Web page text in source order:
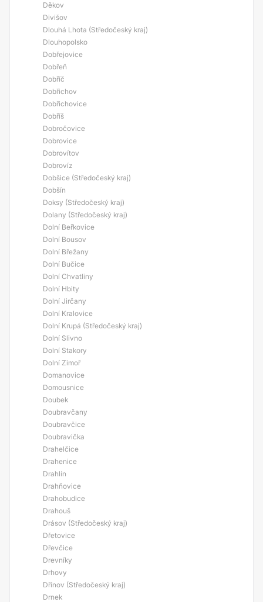
Děkov
Divišov
Dlouhá Lhota (Středočeský kraj)
Dlouhopolsko
Dobřejovice
Dobřeň
Dobříč
Dobřichov
Dobřichovice
Dobříš
Dobročovice
Dobrovice
Dobrovítov
Dobrovíz
Dobšice (Středočeský kraj)
Dobšín
Doksy (Středočeský kraj)
Dolany (Středočeský kraj)
Dolní Beřkovice
Dolní Bousov
Dolní Břežany
Dolní Bučice
Dolní Chvatliny
Dolní Hbity
Dolní Jirčany
Dolní Kralovice
Dolní Krupá (Středočeský kraj)
Dolní Slivno
Dolní Stakory
Dolní Zimoř
Domanovice
Domousnice
Doubek
Doubravčany
Doubravčice
Doubravička
Drahelčice
Drahenice
Drahlín
Drahňovice
Drahobudice
Drahouš
Drásov (Středočeský kraj)
Dřetovice
Dřevčice
Drevníky
Drhovy
Dřínov (Středočeský kraj)
Drnek